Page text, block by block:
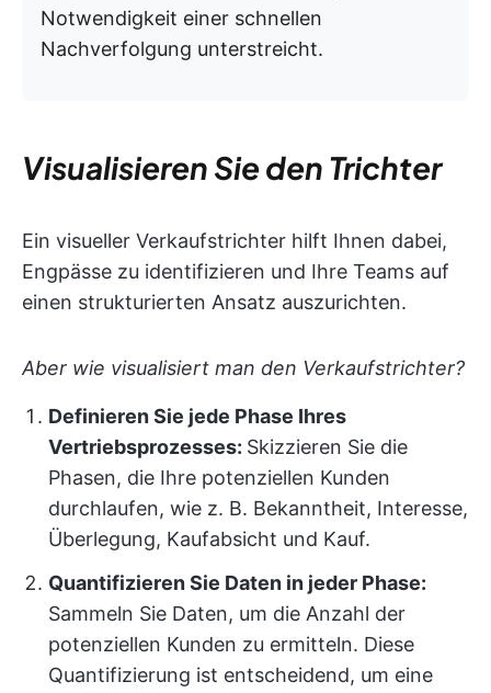
Notwendigkeit einer schnellen
Nachverfolgung unterstreicht.
Visualisieren Sie den Trichter
Ein visueller Verkaufstrichter hilft Ihnen dabei,
Engpässe zu identifizieren und Ihre Teams auf
einen strukturierten Ansatz auszurichten.
Aber wie visualisiert man den Verkaufstrichter?
Definieren Sie jede Phase Ihres
Vertriebsprozesses: Skizzieren Sie die
Phasen, die Ihre potenziellen Kunden
durchlaufen, wie z. B. Bekanntheit, Interesse,
Überlegung, Kaufabsicht und Kauf.
Quantifizieren Sie Daten in jeder Phase:
Sammeln Sie Daten, um die Anzahl der
potenziellen Kunden zu ermitteln. Diese
Quantifizierung ist entscheidend, um eine